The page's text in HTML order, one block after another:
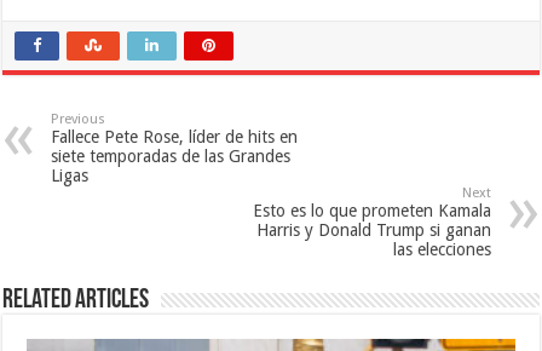
Previous
Fallece Pete Rose, líder de hits en
siete temporadas de las Grandes
Ligas
Next
Esto es lo que prometen Kamala
Harris y Donald Trump si ganan
las elecciones
Related Articles